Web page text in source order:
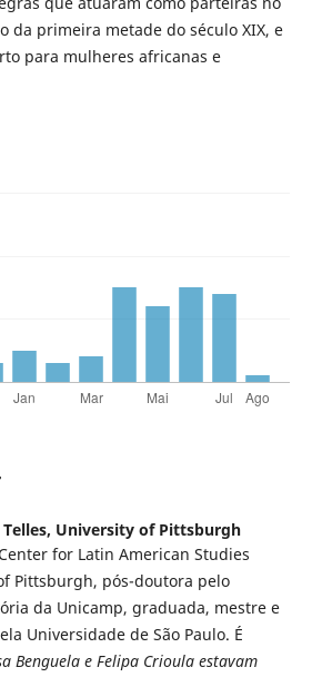
da primeira metade do século XIX, e
para mulheres africanas e
University of Pittsburgh
for Latin American Studies
Pittsburgh, pós-doutora pelo
da Unicamp, graduada, mestre e
Universidade de São Paulo. É
Benguela e Felipa Crioula estavam